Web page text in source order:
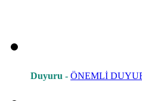
Duyuru - ÖNEMLİ